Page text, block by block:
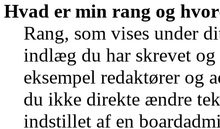
Hvad er min rang og
Rang, som vises under
indlæg du har skrevet
eksempel redaktører og
du ikke direkte ændre
indstillet af en